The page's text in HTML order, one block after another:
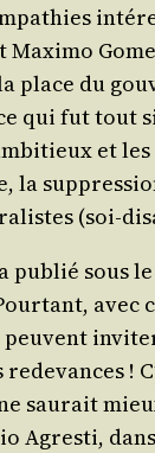
place du
ce qui fut
et
(soi-
publié sous
avec
peuvent
!
sau­rait
Agres­ti,